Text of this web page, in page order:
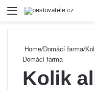
Menu
Home/Domácí farma/
Domácí farma
Kolik